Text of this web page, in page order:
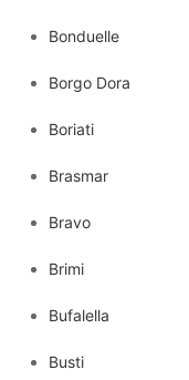
Bonduelle
Borgo Dora
Boriati
Brasmar
Bravo
Brimi
Bufalella
Busti